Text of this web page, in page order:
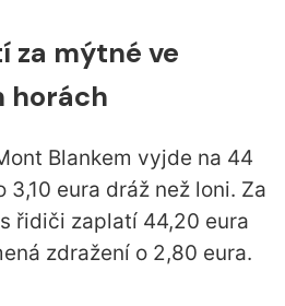
za mýtné ve
horách
Blankem vyjde na 44
3,10 eura dráž než loni. Za
řidiči zaplatí 44,20 eura
zdražení o 2,80 eura.